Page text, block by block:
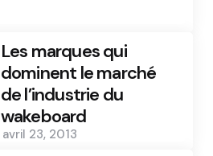
Les marques qui
dominent le marché
de l’industrie du
wakeboard
avril 23, 2013